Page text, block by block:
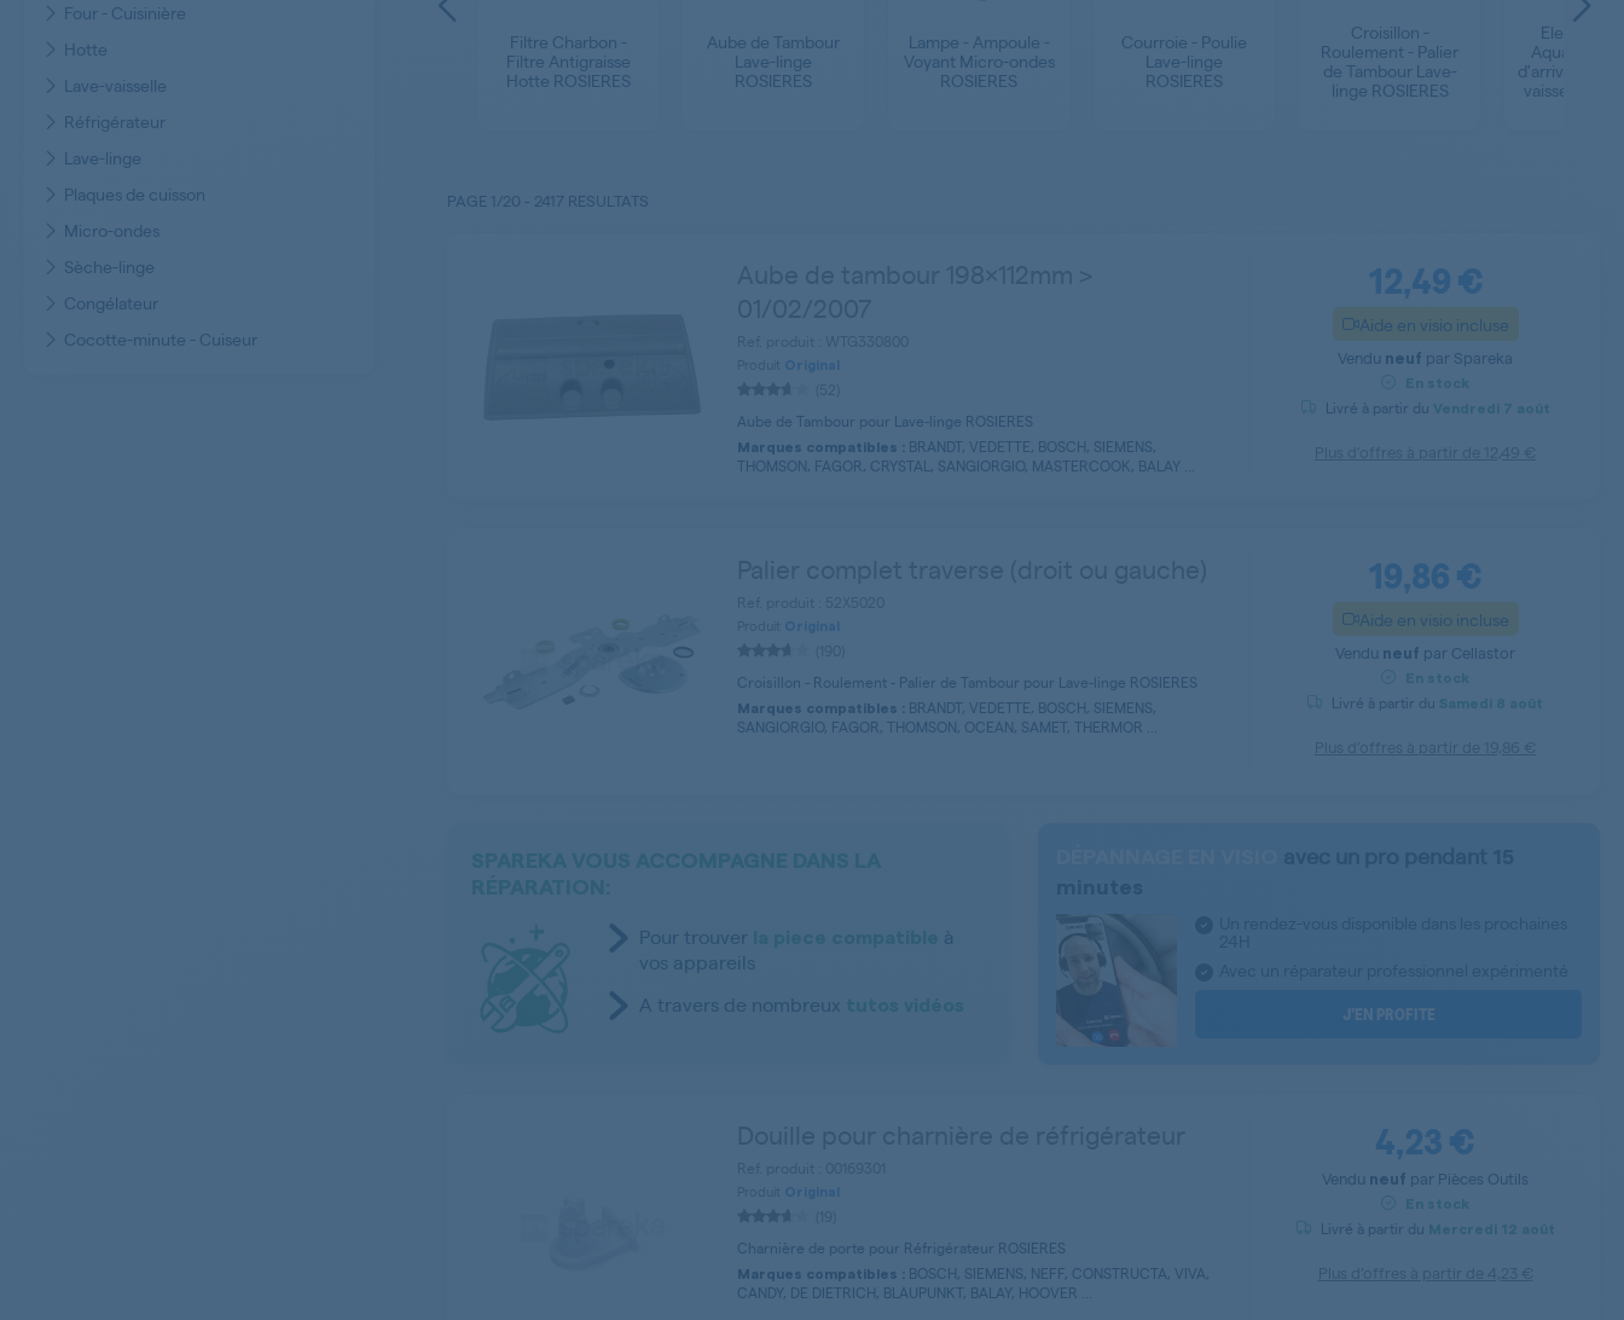
- Bornier - Domino
ROSIERES
Filtre Charbon -
Filtre Antigraisse
Hotte ROSIERES
Aube de Tambour
Lave-linge
ROSIERES
Lampe - Ampoule -
Voyant Micro-ondes
ROSIERES
Courroie - Poulie
Lave-linge
ROSIERES
Croisillon -
Roulement - Palier
de Tambour Lave-
linge ROSIERES
Aquastop -
d'arrivée
vaisselle
Four - Cuisinière
Hotte
Lave-vaisselle
Réfrigérateur
Lave-linge
Plaques de cuisson
Micro-ondes
Sèche-linge
Congélateur
Cocotte-minute - Cuiseur
PAGE 1/20 - 2417 RESULTATS
Original
Aube de Tambour pour Lave-linge ROSIERES
Marques compatibles : BRANDT, VEDETTE, BOSCH, SIEMENS,
THOMSON, FAGOR, CRYSTAL, SANGIORGIO, MASTERCOOK, BALAY ...
12,49 €
Aide en visio incluse
Vendu neuf par Spareka
En stock
Livré à partir du Vendredi 7 août
Original
Croisillon - Roulement - Palier de Tambour pour Lave-linge ROSIERES
Marques compatibles : BRANDT, VEDETTE, BOSCH, SIEMENS,
SANGIORGIO, FAGOR, THOMSON, OCEAN, SAMET, THERMOR ...
19,86 €
Aide en visio incluse
Vendu neuf par Cellastor
En stock
Livré à partir du Samedi 8 août
Pour trouver
à
vos appareils
A travers de nombreux
J’EN PROFITE
Original
Charnière de porte pour Réfrigérateur ROSIERES
Marques compatibles : BOSCH, SIEMENS, NEFF, CONSTRUCTA, VIVA,
CANDY, DE DIETRICH, BLAUPUNKT, BALAY, HOOVER ...
4,23 €
Vendu neuf par Pièces Outils
En stock
Livré à partir du Mercredi 12 août